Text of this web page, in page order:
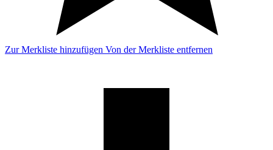
Zur Merkliste hinzufügen Von der Merkliste entfernen